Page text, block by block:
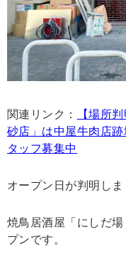
関連リンク：
【場所
砂店」は中屋牛肉店
タッフ募集中
オープン日が判明しま
焼鳥居酒屋「にしだ
プンです。